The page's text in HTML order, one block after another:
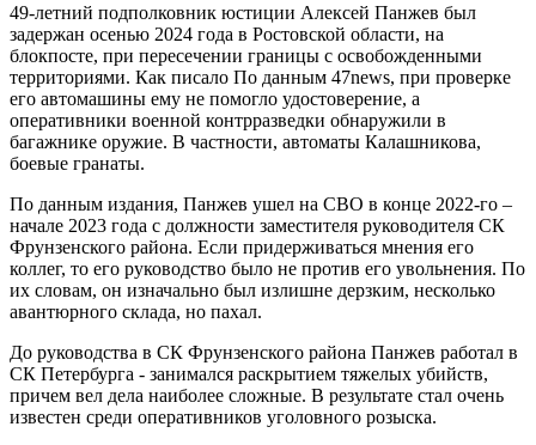
49-летний подполковник юстиции Алексей Панжев был
задержан осенью 2024 года в Ростовской области, на
блокпосте, при пересечении границы с освобожденными
территориями. Как писало По данным 47news, при проверке
его автомашины ему не помогло удостоверение, а
оперативники военной контрразведки обнаружили в
багажнике оружие. В частности, автоматы Калашникова,
боевые гранаты.
По данным издания, Панжев ушел на СВО в конце 2022-го –
начале 2023 года с должности заместителя руководителя СК
Фрунзенского района. Если придерживаться мнения его
коллег, то его руководство было не против его увольнения. По
их словам, он изначально был излишне дерзким, несколько
авантюрного склада, но пахал.
До руководства в СК Фрунзенского района Панжев работал в
СК Петербурга - занимался раскрытием тяжелых убийств,
причем вел дела наиболее сложные. В результате стал очень
известен среди оперативников уголовного розыска.